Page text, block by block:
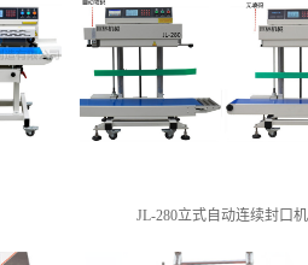
JL-280立式自动连续封口机